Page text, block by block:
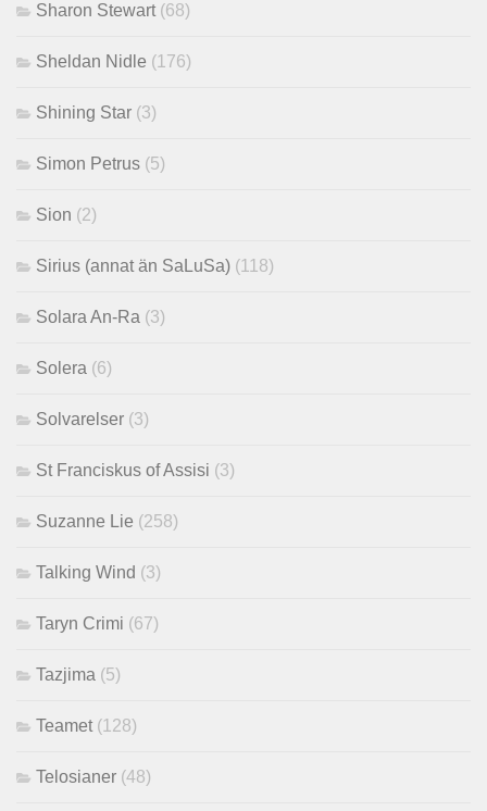
Sharon Stewart (68)
Sheldan Nidle (176)
Shining Star (3)
Simon Petrus (5)
Sion (2)
Sirius (annat än SaLuSa) (118)
Solara An-Ra (3)
Solera (6)
Solvarelser (3)
St Franciskus of Assisi (3)
Suzanne Lie (258)
Talking Wind (3)
Taryn Crimi (67)
Tazjima (5)
Teamet (128)
Telosianer (48)